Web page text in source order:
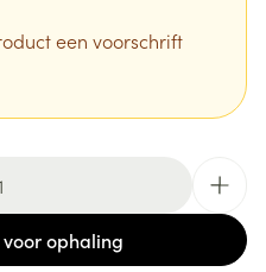
een voorschrift
voor ophaling